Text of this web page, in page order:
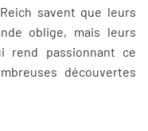
savent que leurs
oblige, mais leurs
rend passionnant ce
découvertes